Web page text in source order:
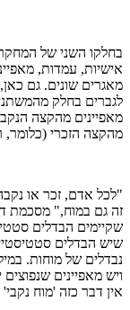
בחלקו השני של המחקר
לגברים בחלק
מאפיינים מהקצה
מהקצה הזכרי (כלומר,
"לכל אדם, זכר או
זה גם במוח," מסכמת
שקיימים הבדלים
שיש הבדלים
נבדלים של מוחות.
ויש מאפיינים
אין דבר כזה 'מוח נקבי'